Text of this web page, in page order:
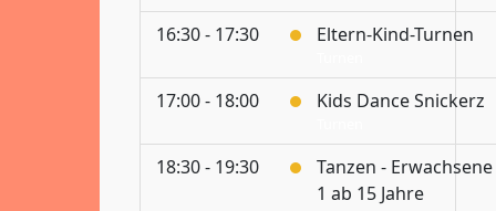
16:30 - 17:30 Eltern-Kind-Turnen
17:00 - 18:00 Kids Dance Snickerz
18:30 - 19:30
Tanzen - Erwachsene
1 ab 15 Jahre